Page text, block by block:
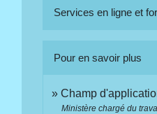
Services en ligne et
Pour en savoir plus
Champ
Ministère chargé du